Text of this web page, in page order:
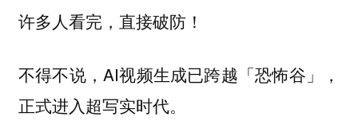
许多人看完，直接破防！
不得不说，AI视频生成已跨越「恐怖谷」，
正式进入超写实时代。